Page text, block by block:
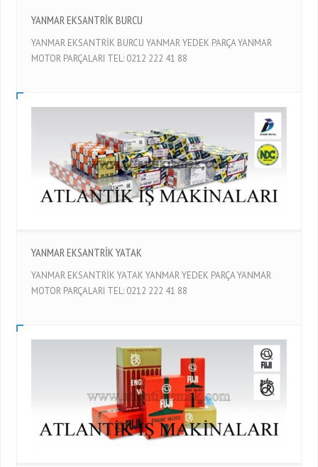
YANMAR EKSANTRİK BURCU
YANMAR EKSANTRİK BURCU YANMAR YEDEK PARÇA YANMAR
MOTOR PARÇALARI TEL: 0212 222 41 88
YANMAR EKSANTRİK YATAK
YANMAR EKSANTRİK YATAK YANMAR YEDEK PARÇA YANMAR
MOTOR PARÇALARI TEL: 0212 222 41 88